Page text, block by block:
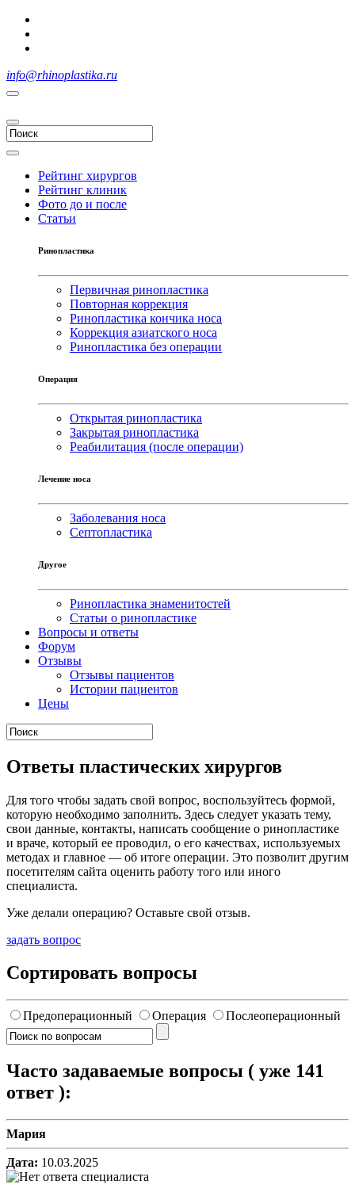
info@rhinoplastika.ru
Рейтинг хирургов
Рейтинг клиник
Фото до и после
Статьи
Ринопластика
Первичная ринопластика
Повторная коррекция
Ринопластика кончика носа
Коррекция азиатского носа
Ринопластика без операции
Операция
Открытая ринопластика
Закрытая ринопластика
Реабилитация (после операции)
Лечение носа
Заболевания носа
Септопластика
Другое
Ринопластика знаменитостей
Статьи о ринопластике
Вопросы и ответы
Форум
Отзывы
Отзывы пациентов
Истории пациентов
Цены
Ответы пластических хирургов
Для того чтобы задать свой вопрос, воспользуйтесь формой,
которую необходимо заполнить. Здесь следует указать тему,
свои данные, контакты, написать сообщение о ринопластике
и враче, который ее проводил, о его качествах, используемых
методах и главное — об итоге операции. Это позволит другим
посетителям сайта оценить работу того или иного
специалиста.
Уже делали операцию? Оставьте свой отзыв.
задать вопрос
Сортировать вопросы
Предоперационный Операция Послеоперационный
Часто задаваемые вопросы ( уже 141
ответ ):
Мария
Дата: 10.03.2025